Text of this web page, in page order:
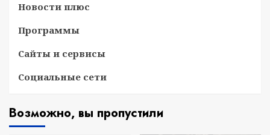
Новости плюс
Программы
Сайты и сервисы
Социальные сети
Возможно, вы пропустили